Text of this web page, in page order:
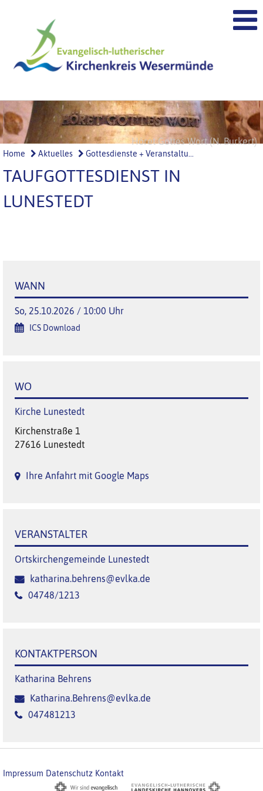
Höret Gottes Wort (N. Burkert)
Ehre Gottes (N. Burkert)
Home Aktuelles Gottesdienste + Veranstaltu...
TAUFGOTTESDIENST IN
LUNESTEDT
WANN
So, 25.10.2026 / 10:00 Uhr
ICS Download
WO
Kirche Lunestedt
Kirchenstraße 1
27616 Lunestedt
Ihre Anfahrt mit Google Maps
VERANSTALTER
Ortskirchengemeinde Lunestedt
katharina.behrens@evlka.de
04748/1213
KONTAKTPERSON
Katharina Behrens
Katharina.Behrens@evlka.de
047481213
Impressum Datenschutz Kontakt